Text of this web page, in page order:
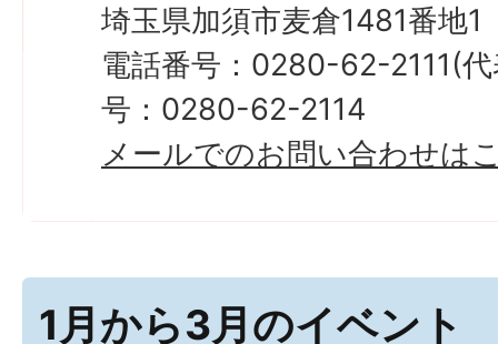
埼玉県加須市麦倉1481番地1
電話番号：0280-62-2111(
号：0280-62-2114
メールでのお問い合わせは
1月から3月のイベント